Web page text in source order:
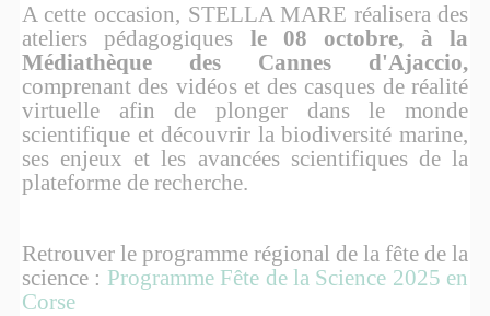
A cette occasion, STELLA MARE réalisera des
ateliers pédagogiques le 08 octobre, à la
Médiathèque des Cannes d'Ajaccio,
comprenant des vidéos et des casques de réalité
virtuelle afin de plonger dans le monde
scientifique et découvrir la biodiversité marine,
ses enjeux et les avancées scientifiques de la
plateforme de recherche.
Retrouver le programme régional de la fête de la
science : Programme Fête de la Science 2025 en
Corse